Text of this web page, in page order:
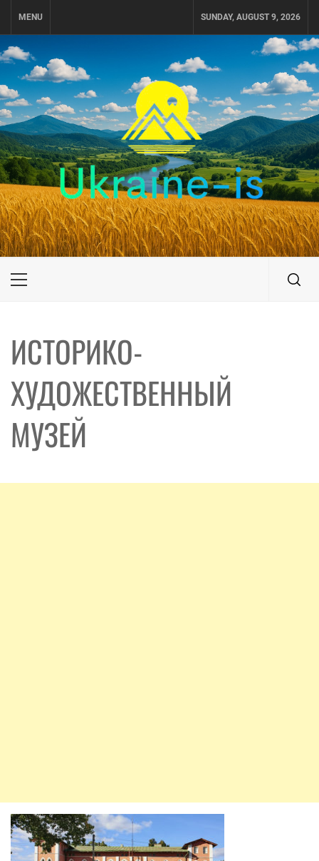
MENU SUNDAY, AUGUST 9, 2026
UKRAINE-IS
ПУТЕШЕСТВИЕ ПО УКРАИНЕ
Primary
ИСТОРИКО-
ХУДОЖЕСТВЕННЫЙ
МУЗЕЙ